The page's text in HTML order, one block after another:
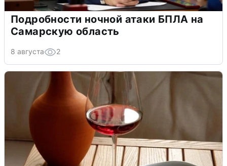
Подробности ночной атаки БПЛА на
Самарскую область
8 августа 2